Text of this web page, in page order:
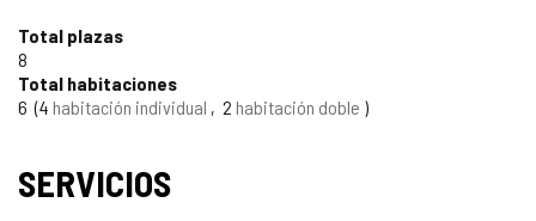
Total plazas
8
Total habitaciones
6 4 habitación individual 2 habitación doble
SERVICIOS